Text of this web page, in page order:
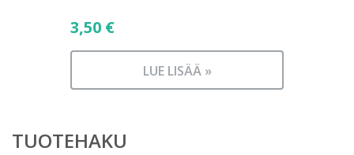
3,50 €
LUE LISÄÄ »
TUOTEHAKU